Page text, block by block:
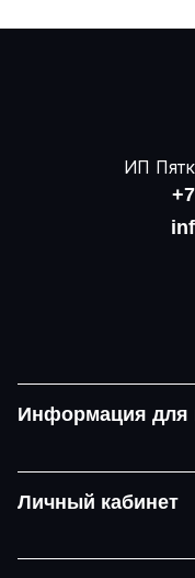
ИП
Информация для
Личный кабинет